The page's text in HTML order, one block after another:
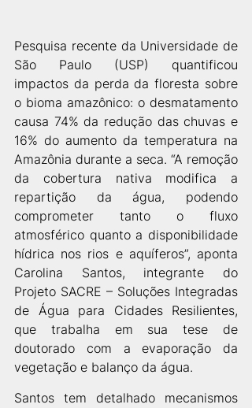
Pesquisa recente da Universidade de
São Paulo (USP) quantificou
impactos da perda da floresta sobre
o bioma amazônico: o desmatamento
causa 74% da redução das chuvas e
16% do aumento da temperatura na
Amazônia durante a seca. “A remoção
da cobertura nativa modifica a
repartição da água, podendo
comprometer tanto o fluxo
atmosférico quanto a disponibilidade
hídrica nos rios e aquíferos”, aponta
Carolina Santos, integrante do
Projeto SACRE – Soluções Integradas
de Água para Cidades Resilientes,
que trabalha em sua tese de
doutorado com a evaporação da
vegetação e balanço da água.
Santos tem detalhado mecanismos